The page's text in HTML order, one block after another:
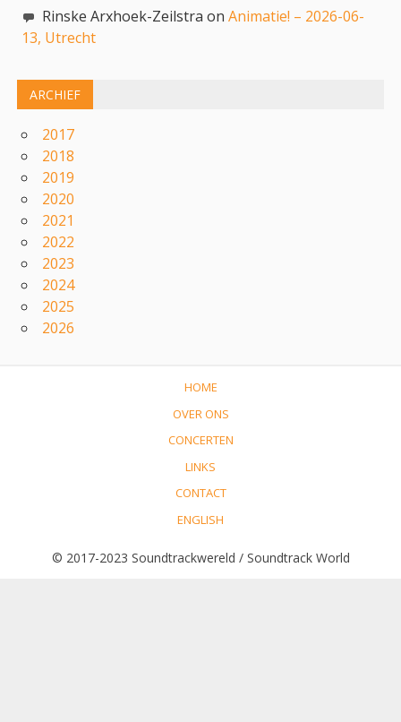
Rinske Arxhoek-Zeilstra onAnimatie! – 2026-06-
13, Utrecht
ARCHIEF
2017
2018
2019
2020
2021
2022
2023
2024
2025
2026
HOME
OVER ONS
CONCERTEN
LINKS
CONTACT
ENGLISH
© 2017-2023 Soundtrackwereld / Soundtrack World